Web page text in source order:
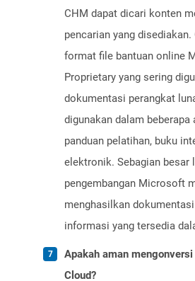
CHM dapat dicari konten
pencarian yang disediakan.
format file bantuan online
Proprietary yang sering
dokumentasi perangkat
digunakan dalam
panduan pelatihan, buku
elektronik. Sebagian besar
pengembangan Microsoft
menghasilkan
informasi yang tersedia
Apakah aman
Cloud?